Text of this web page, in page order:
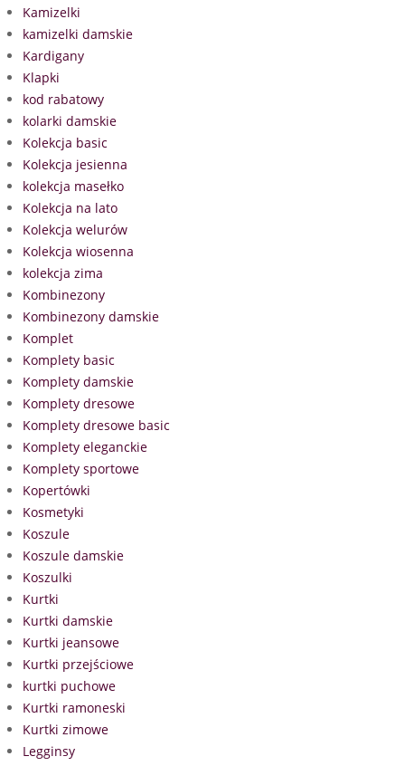
Kamizelki
kamizelki damskie
Kardigany
Klapki
kod rabatowy
kolarki damskie
Kolekcja basic
Kolekcja jesienna
kolekcja masełko
Kolekcja na lato
Kolekcja welurów
Kolekcja wiosenna
kolekcja zima
Kombinezony
Kombinezony damskie
Komplet
Komplety basic
Komplety damskie
Komplety dresowe
Komplety dresowe basic
Komplety eleganckie
Komplety sportowe
Kopertówki
Kosmetyki
Koszule
Koszule damskie
Koszulki
Kurtki
Kurtki damskie
Kurtki jeansowe
Kurtki przejściowe
kurtki puchowe
Kurtki ramoneski
Kurtki zimowe
Legginsy